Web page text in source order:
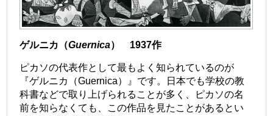
ゲルニカ（Guernica） 1937作
ピカソの代表作として最もよく知られているのが
『ゲルニカ（Guernica）』です。日本でも学校の教
科書などで取り上げられることが多く、ピカソの名
前を知らなくても、この作品を見たことがあるとい